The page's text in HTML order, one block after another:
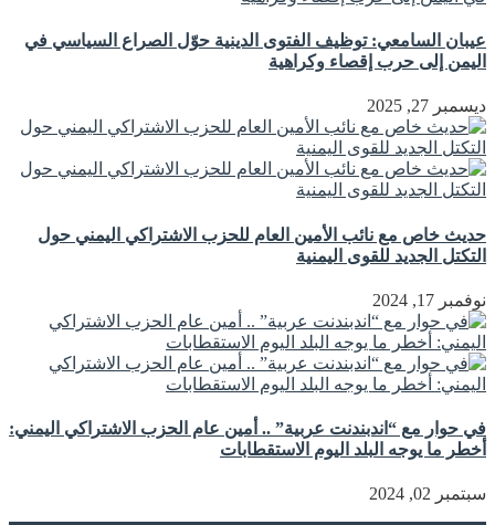
عيبان السامعي: توظيف الفتوى الدينية حوّل الصراع السياسي في
اليمن إلى حرب إقصاء وكراهية
ديسمبر 27, 2025
حديث خاص مع نائب الأمين العام للحزب الاشتراكي اليمني حول
التكتل الجديد للقوى اليمنية
نوفمبر 17, 2024
في حوار مع “اندبندنت عربية” .. أمين عام الحزب الاشتراكي اليمني:
أخطر ما يوجه البلد اليوم الاستقطابات
سبتمبر 02, 2024